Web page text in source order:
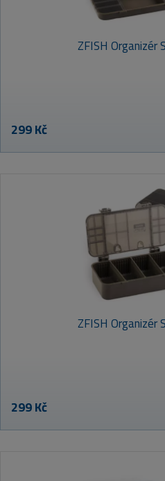
ZFISH Organizér
299 Kč
ZFISH Organizér
299 Kč